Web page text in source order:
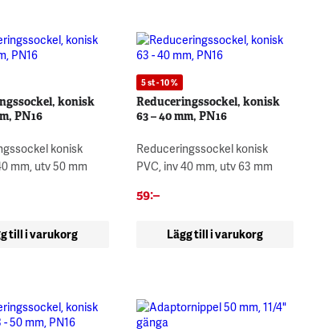
konisk
PN16
konisk
mm, utv 50 mm
till i varukorg
5 st - 10 %
Reduceringssockel, konisk
63 – 40 mm, PN16
Reduceringssockel konisk
PVC, inv 40 mm, utv 63 mm
59:–
Lägg till i varukorg